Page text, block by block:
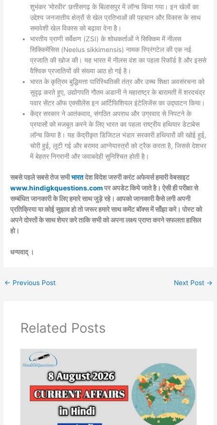
शुभंकर ‘मोरवीर’ छत्तीसगढ़ के बिलासपुर में लॉन्च किया गया। इन खेलों का
उद्देश्य जनजातीय क्षेत्रों से खेल प्रतिभाओं की पहचान और विकास के साथ
समावेशी खेल विकास को बढ़ावा देना है।
भारतीय प्राणी सर्वेक्षण (ZSI) के शोधकर्ताओं ने सिक्किम में नीलस
सिक्किमेंसिस (Neelus sikkimensis) नामक स्प्रिंगटेल की एक नई
प्रजाति की खोज की। यह भारत में नीलस वंश का पहला रिकॉर्ड है और इससे
वैश्विक प्रजातियों की संख्या आठ हो गई है।
भारत के कृत्रिम बुद्धिमत्ता पारिस्थितिकी तंत्र और उच्च शिक्षा अवसंरचना को
सुदृढ़ करते हुए, उद्योगपति गौतम अडानी ने महाराष्ट्र के बारामती में शरदचंद्र
पवार सेंटर ऑफ एक्सीलेंस इन आर्टिफिशियल इंटेलिजेंस का उद्घाटन किया।
केंद्र सरकार ने आतंकवाद, संगठित अपराध और उग्रवाद से निपटने के
प्रयासों को मजबूत करने के लिए भारत का पहला राष्ट्रीय हथियार डेटाबेस
लॉन्च किया है। यह केंद्रीकृत डिजिटल भंडार सरकारी हथियारों की खोई हुई,
चोरी हुई, लूटी गई और बरामद आग्नेयास्त्रों को ट्रैक करता है, जिससे देशभर
में बेहतर निगरानी और जवाबदेही सुनिश्चित होती है।
सबसे पहले सबसे तेज सभीभारतदेश विदेश जरुरी करंट अफेयर्स हमारी वेबसाइट
www.hindigkquestions.comपर अपडेट किये जाते है। ऐसी ही परीक्षा से
सम्बंधित जानकारी के लिए हमारे साथ जुड़े रहे। आपको जानकारी कैसे लगी अपनी
प्रतिक्रिया या कोई सुझाव हो तो जरूर हमारे साथ कमेंट बॉक्स में साँझा करे। पोस्ट को
अपने दोस्तों के साथ शेयर करे ताकि सभी को अपना लक्ष्य प्राप्त करने सफलता हासिल
हो।
धन्यवाद् ।
← Previous Post Next Post →
Related Posts